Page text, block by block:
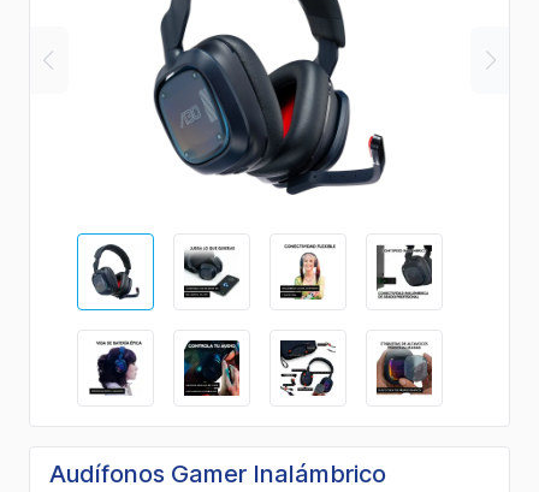
Audífonos Gamer Inalámbrico